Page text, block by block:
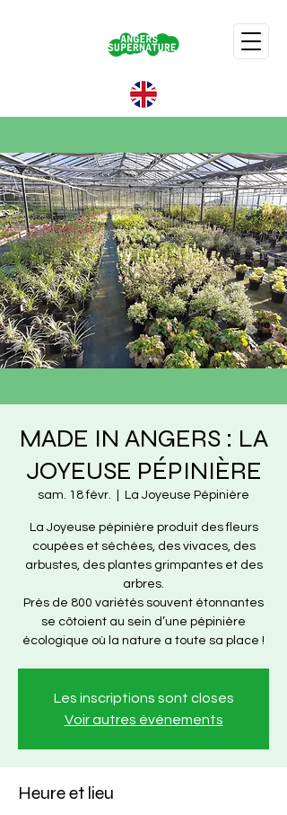
MADE IN ANGERS : LA
JOYEUSE PÉPINIÈRE
sam. 18 févr. La Joyeuse Pépinière
La Joyeuse pépinière produit des fleurs
coupées et séchées, des vivaces, des
arbustes, des plantes grimpantes et des
arbres.
Près de 800 variétés souvent étonnantes
se côtoient au sein d’une pépinière
écologique où la nature a toute sa place !
Les inscriptions sont closes
Voir autres événements
Heure et lieu